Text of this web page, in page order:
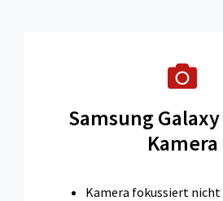
Samsung Galaxy
Kamera
Kamera fokussiert